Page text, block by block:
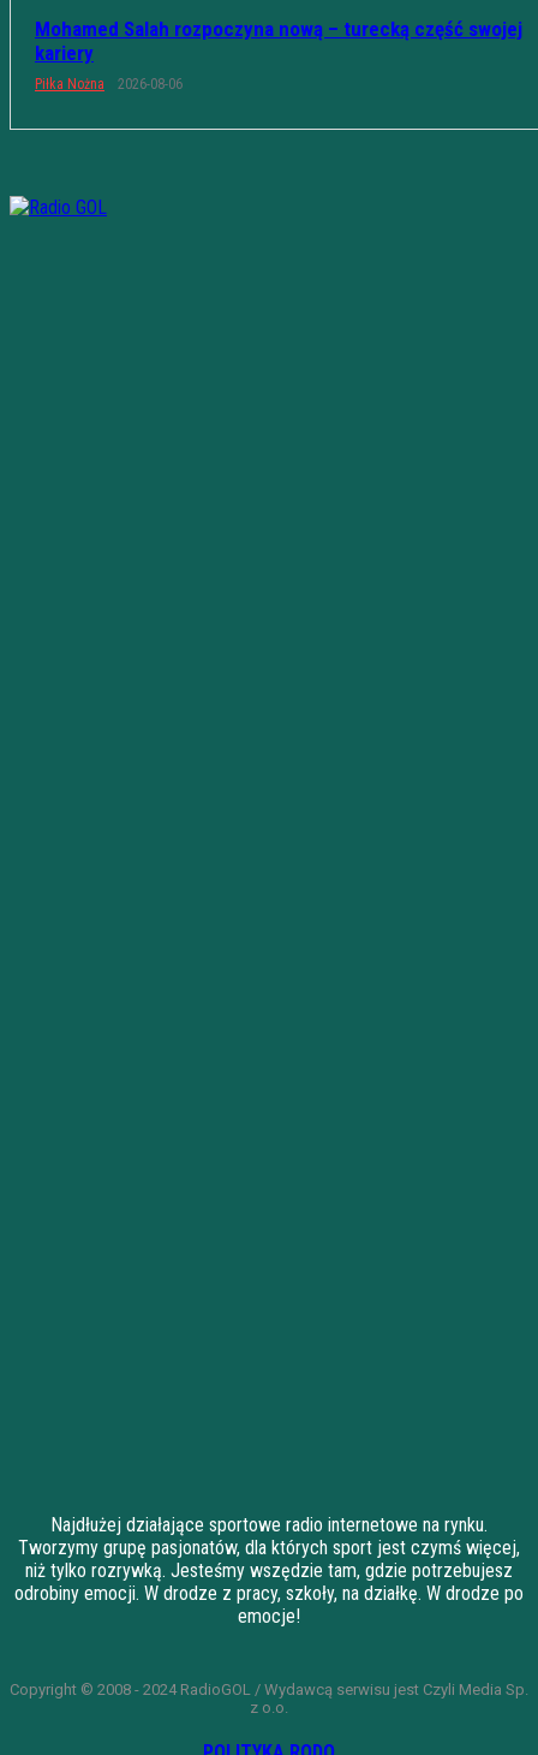
Mohamed Salah rozpoczyna nową – turecką część swojej
kariery
Piłka Nożna 2026-08-06
Najdłużej działające sportowe radio internetowe na rynku.
Tworzymy grupę pasjonatów, dla których sport jest czymś więcej,
niż tylko rozrywką. Jesteśmy wszędzie tam, gdzie potrzebujesz
odrobiny emocji. W drodze z pracy, szkoły, na działkę. W drodze po
emocje!
Copyright © 2008 - 2024 RadioGOL / Wydawcą serwisu jest Czyli Media Sp.
z o.o.